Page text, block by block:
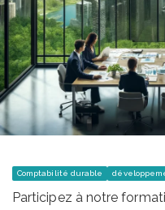
Comptabilité durable
Participez à notre